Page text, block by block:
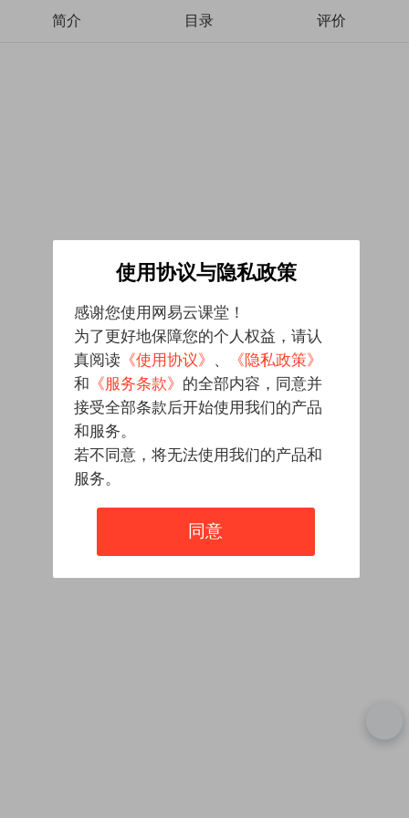
简介 目录 评价
使用协议与隐私政策
感谢您使用网易云课堂！
为了更好地保障您的个人权益，请认
真阅读 《使用协议》 、
《隐私政策》
和 《服务条款》 的全部内容，同意并
接受全部条款后开始使用我们的产品
和服务。
若不同意，将无法使用我们的产品和
服务。
同意